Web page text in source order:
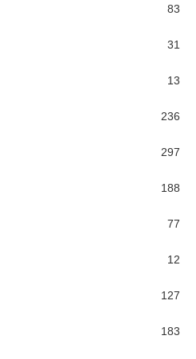
83
31
13
236
297
188
77
12
127
183